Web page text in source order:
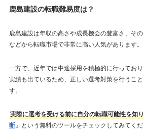
鹿島建設の転職難易度は？
鹿島建設は年収の高さや成長機会の豊富さ、そ
などから転職市場で非常に高い人気があります。
一方で、近年では中途採用を積極的に行ってお
実績も出ているため、正しい選考対策を行うこ
す。
実際に選考を受ける前に自分の転職可能性を知
断』という無料のツールをチェックしてみてくだ